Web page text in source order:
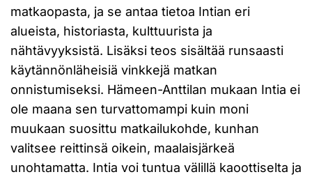
matkaopasta, ja se antaa tietoa Intian eri
alueista, historiasta, kulttuurista ja
nähtävyyksistä. Lisäksi teos sisältää runsaasti
käytännönläheisiä vinkkejä matkan
onnistumiseksi. Hämeen-Anttilan mukaan Intia ei
ole maana sen turvattomampi kuin moni
muukaan suosittu matkailukohde, kunhan
valitsee reittinsä oikein, maalaisjärkeä
unohtamatta. Intia voi tuntua välillä kaoottiselta ja